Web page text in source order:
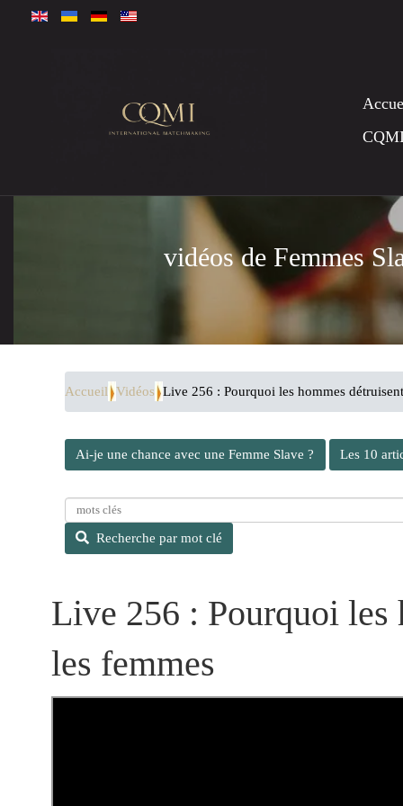
vidéos de Femmes
Accueil Vidéos Live 256 : Pourquoi les hommes
Ai-je une chance avec une Femme Slave ? Les 10
e
c
e
Recherche par mot clé
Live 256 : Pourquoi les
les femmes